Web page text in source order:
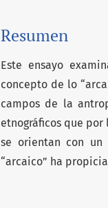
Resumen
Este ensayo
concepto de lo
campos de la
etnográficos que
se orientan con
“arcaico” ha